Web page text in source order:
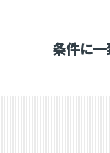
条件に一